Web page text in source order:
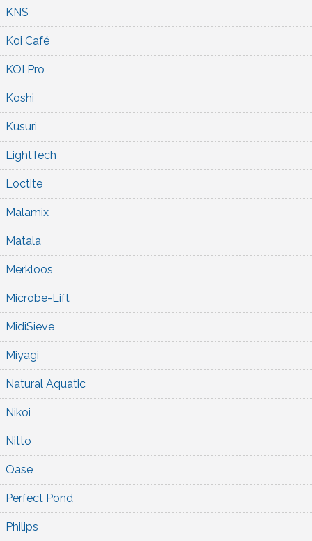
KNS
Koi Café
KOI Pro
Koshi
Kusuri
LightTech
Loctite
Malamix
Matala
Merkloos
Microbe-Lift
MidiSieve
Miyagi
Natural Aquatic
Nikoi
Nitto
Oase
Perfect Pond
Philips